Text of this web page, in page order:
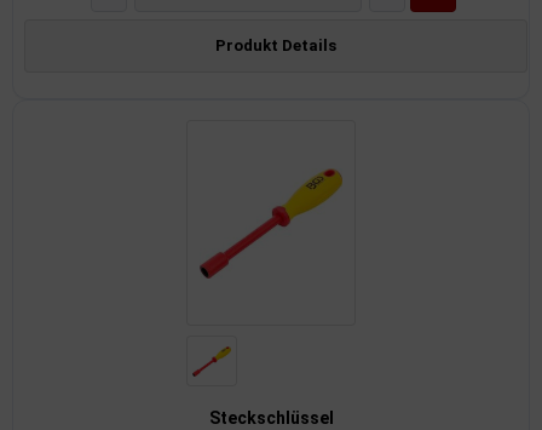
Produkt Details
Steckschlüssel